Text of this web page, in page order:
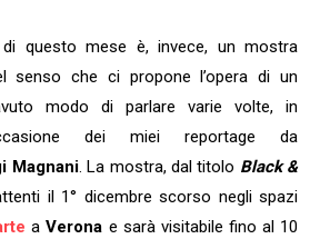
questo mese è, invece, un mostra
senso che ci propone l’opera di un
modo di parlare varie volte, in
dei miei reportage da
Magnani. La mostra, dal titolo Black &
il 1° dicembre scorso negli spazi
a Verona e sarà visitabile fino al 10